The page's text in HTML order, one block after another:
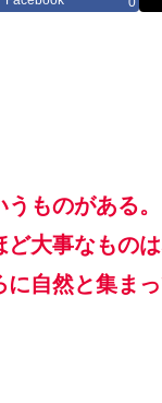
ものがある。
大事なものは
自然と集ま